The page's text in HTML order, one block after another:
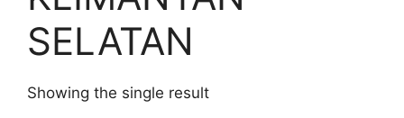
SELATAN
Showing the single result